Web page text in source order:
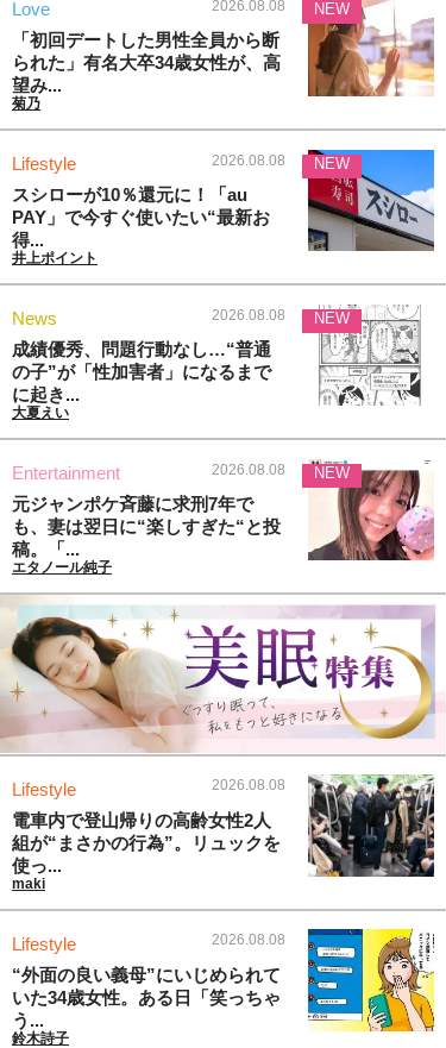
Love 2026.08.08
「初回デートした男性全員から断
られた」有名大卒34歳女性が、高
望み...
菊乃
NEW
Lifestyle 2026.08.08
スシローが10％還元に！「au
PAY」で今すぐ使いたい“最新お
得...
井上ポイント
NEW
News 2026.08.08
成績優秀、問題行動なし…“普通
の子”が「性加害者」になるまで
に起き...
大夏えい
NEW
Entertainment 2026.08.08
元ジャンポケ斉藤に求刑7年で
も、妻は翌日に“楽しすぎた“と投
稿。「...
エタノール純子
NEW
Lifestyle 2026.08.08
電車内で登山帰りの高齢女性2人
組が“まさかの行為”。リュックを
使っ...
maki
Lifestyle 2026.08.08
“外面の良い義母”にいじめられて
いた34歳女性。ある日「笑っちゃ
う...
鈴木詩子